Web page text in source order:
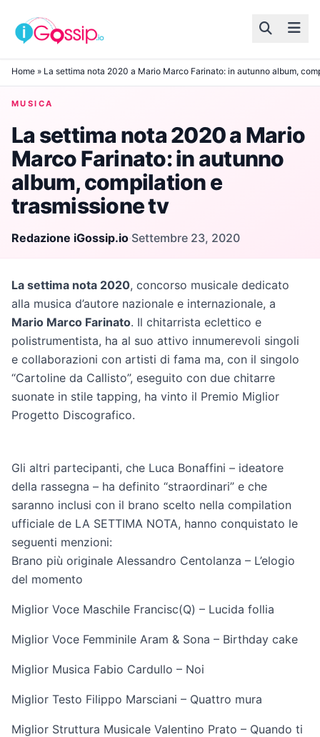
Skip to content
Home » La settima nota 2020 a Mario Marco Farinato: in autunno album,
MUSICA
La settima nota 2020 a Mario
Marco Farinato: in autunno
album, compilation e
trasmissione tv
Redazione iGossip.io·Settembre 23, 2020
La settima nota 2020, concorso musicale dedicato
alla musica d’autore nazionale e internazionale, a
Mario Marco Farinato. Il chitarrista eclettico e
polistrumentista, ha al suo attivo innumerevoli singoli
e collaborazioni con artisti di fama ma, con il singolo
“Cartoline da Callisto”, eseguito con due chitarre
suonate in stile tapping, ha vinto il Premio Miglior
Progetto Discografico.
Gli altri partecipanti, che Luca Bonaffini – ideatore
della rassegna – ha definito “straordinari” e che
saranno inclusi con il brano scelto nella compilation
ufficiale de LA SETTIMA NOTA, hanno conquistato le
seguenti menzioni:
Brano più originale Alessandro Centolanza – L’elogio
del momento
Miglior Voce Maschile Francisc(Q) – Lucida follia
Miglior Voce Femminile Aram & Sona – Birthday cake
Miglior Musica Fabio Cardullo – Noi
Miglior Testo Filippo Marsciani – Quattro mura
Miglior Struttura Musicale Valentino Prato – Quando ti